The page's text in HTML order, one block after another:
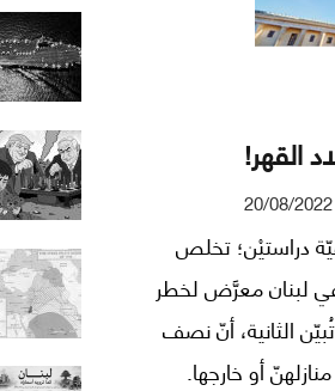
القهر!
20/08/2022
حقوقيّة دراستيْن؛ تخلص
لبنان معرَّض لخطر
الثانية، أنّ نصف
أو خارجها.